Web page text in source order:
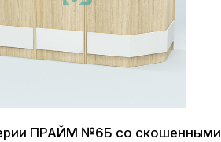
ПРАЙМ №6Б со скошенными